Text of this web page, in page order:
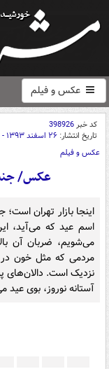
عکس و فیلم
کد خبر398926
تاریخ انتشار: ۲۶ اسفند ۱۳۹۳ - ۱۴:۰۱
عکس و فیلم
عکس/ جنب
اینجا بازار تهران
اسم عید که می‌آید،
می‌شویم، ضربان آن
مردمی که مثل خون در
نزدیک است. دالان‌های
آستانه نوروز، بوی عید